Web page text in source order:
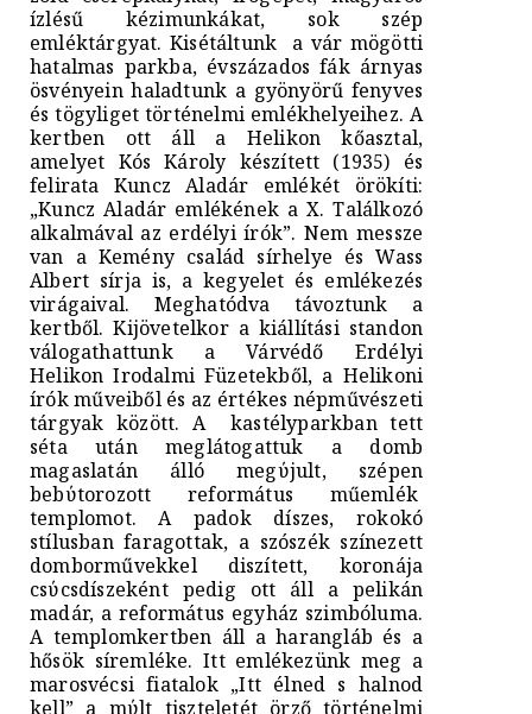
ízlésű kézimunkákat, sok szép
emléktárgyat. Kisétáltunk a vár mögötti
hatalmas parkba, évszázados fák árnyas
ösvényein haladtunk a gyönyörű fenyves
és tögyliget történelmi emlékhelyeihez. A
kertben ott áll a Helikon kőasztal,
amelyet Kós Károly készített (1935) és
felirata Kuncz Aladár emlékét örökíti:
„Kuncz Aladár emlékének a X. Találkozó
alkalmával az erdélyi írók”. Nem messze
van a Kemény család sírhelye és Wass
Albert sírja is, a kegyelet és emlékezés
virágaival. Meghatódva távoztunk a
kertből. Kijövetelkor a kiállítási standon
válogathattunk a Várvédő Erdélyi
Helikon Irodalmi Füzetekből, a Helikoni
írók műveiből és az értékes népművészeti
tárgyak között. A kastélyparkban tett
séta után meglátogattuk a domb
magaslatán álló megύjult, szépen
bebύtorozott református műemlék
templomot. A padok díszes, rokokó
stílusban faragottak, a szószék színezett
domborművekkel diszített, koronája
csύcsdíszeként pedig ott áll a pelikán
madár, a református egyház szimbóluma.
A templomkertben áll a harangláb és a
hősök síremléke. Itt emlékezünk meg a
marosvécsi fiatalok „Itt élned s halnod
kell” a mύlt tiszteletét örző történelmi